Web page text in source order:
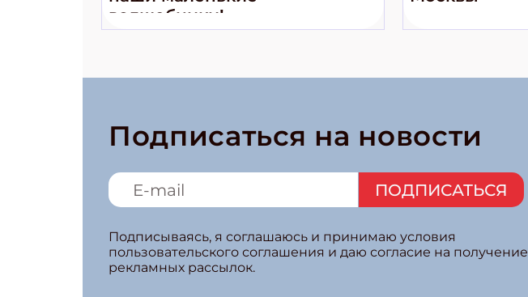
волшебники!»
Подписаться на новости
ПОДПИСАТЬСЯ
Подписываясь, я соглашаюсь и принимаю условия
пользовательского соглашения и даю согласие на получение
рекламных рассылок.